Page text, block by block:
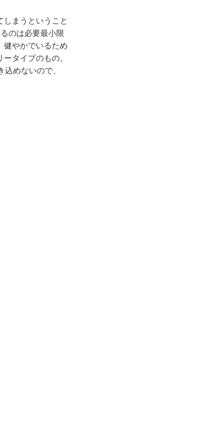
しまうということ
のは必要最小限
健やかでいるため
タイプのもの。
めないので、